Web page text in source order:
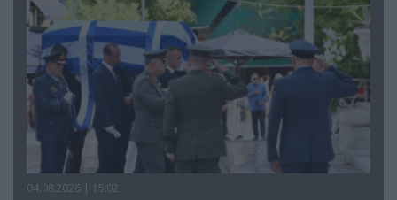
04.08.2026 | 15:02